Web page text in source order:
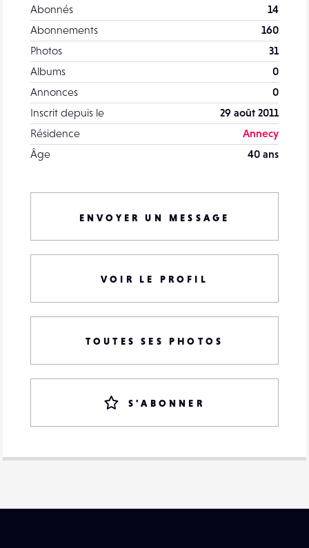
Abonnés
14
Abonnements
160
Photos
31
Albums
0
Annonces
0
Inscrit depuis le
29 août 2011
Résidence
Annecy
Âge
40 ans
ENVOYER UN MESSAGE
VOIR LE PROFIL
TOUTES SES PHOTOS
S'ABONNER